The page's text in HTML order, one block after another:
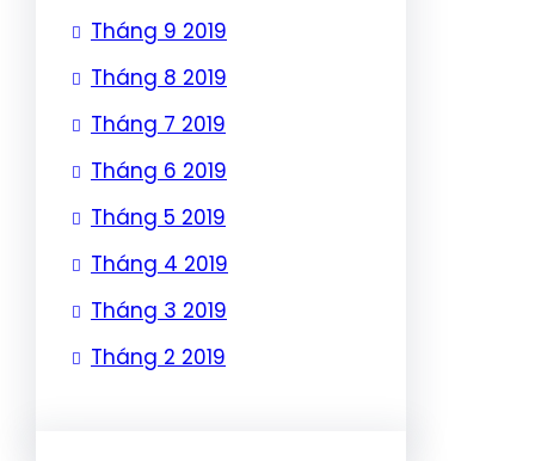
Tháng 9 2019
Tháng 8 2019
Tháng 7 2019
Tháng 6 2019
Tháng 5 2019
Tháng 4 2019
Tháng 3 2019
Tháng 2 2019